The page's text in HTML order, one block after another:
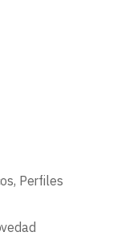
UN ALA
, Perfiles